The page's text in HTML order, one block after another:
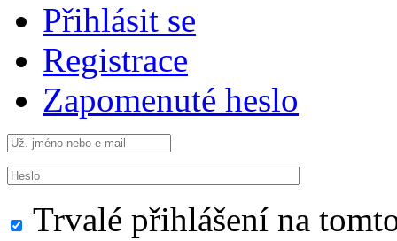
Přihlásit se
Registrace
Zapomenuté heslo
Trvalé přihlášení na